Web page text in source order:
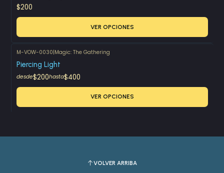
$200
VER OPCIONES
M-VOW-0030|Magic: The Gathering
Piercing Light
desde$200hasta$400
VER OPCIONES
VOLVER ARRIBA